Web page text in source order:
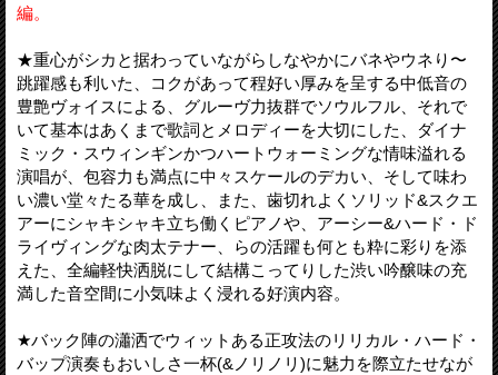
編。
★重心がシカと据わっていながらしなやかにバネやウネり〜
跳躍感も利いた、コクがあって程好い厚みを呈する中低音の
豊艶ヴォイスによる、グルーヴ力抜群でソウルフル、それで
いて基本はあくまで歌詞とメロディーを大切にした、ダイナ
ミック・スウィンギンかつハートウォーミングな情味溢れる
演唱が、包容力も満点に中々スケールのデカい、そして味わ
い濃い堂々たる華を成し、また、歯切れよくソリッド&スクエ
アーにシャキシャキ立ち働くピアノや、アーシー&ハード・ド
ライヴィングな肉太テナー、らの活躍も何とも粋に彩りを添
えた、全編軽快洒脱にして結構こってりした渋い吟醸味の充
満した音空間に小気味よく浸れる好演内容。
★バック陣の瀟洒でウィットある正攻法のリリカル・ハード・
バップ演奏もおいしさ一杯(&ノリノリ)に魅力を際立たせなが